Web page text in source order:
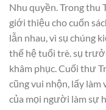
Nhu quyền. Trong thu
giới thiệu cho cuốn
lẫn nhau, vì sụ chúng
thế hệ tuổi trè. sụ
khâm phục. Cuối thư
cũng vui nhộn, lấy
của mọi người làm sự